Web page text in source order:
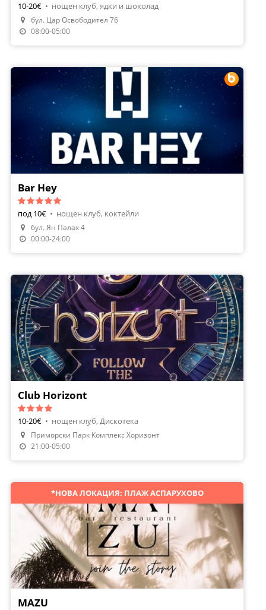
Направи Резервация
10-20€ • нощен клуб, ядки и шоколад
бул. Цар Освободител 76
08:00-05:00
Направи Резервация
Bar Hey
под 10€ • нощен клуб, коктейли
бул. Ян Палах 4
00:00-24:00
Club Horizont
10-20€ • нощен клуб, Дискотека
Приморски Парк Комплекс Хоризонт
21:00-05:00
*НОВА ЛОКАЦИЯ: ПЛАЖ АСПАРУХОВО
MAZU